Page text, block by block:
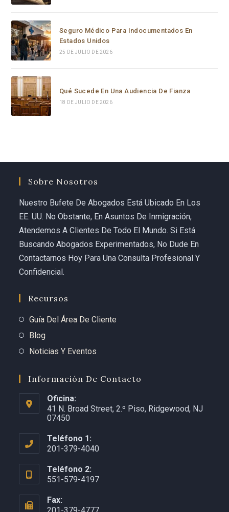
Seguro Médico Para Indocumentados En
Estados Unidos
25 DE JULIO DE 2026
Qué Sucede En Una Audiencia De Fianza
18 DE JULIO DE 2026
Sobre Nosotros
Nuestro Bufete De Abogados Está Ubicado En Los
EE. UU. No Obstante, En Asuntos De Inmigración,
Atendemos A Clientes De Todo El Mundo. Si Está
Buscando Abogados Experimentados, No Dude En
Contactarnos Hoy Para Una Consulta Profesional Y
Confidencial.
Recursos
Guía Del Área De Cliente
Blog
Noticias Y Eventos
Información De Contacto
Oficina:
41 N. Broad Street, 2.º Piso, Ridgewood, NJ
07450
Teléfono 1:
201-379-4040
Teléfono 2:
551-579-4197
Fax: